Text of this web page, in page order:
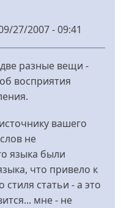
27/2007 - 09:41
разные вещи -
восприятия
вашего
не
языка были
что привело к
статьи - а это
мне - не